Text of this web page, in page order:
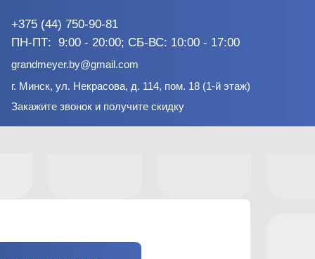
+375 (44) 750-90-81
ПН-ПТ: 9:00 - 20:00; СБ-ВС: 10:00 - 17:00
grandmeyer.by@gmail.com
г. Минск, ул. Некрасова, д. 114, пом. 18 (1-й этаж)
Закажите звонок и получите скидку